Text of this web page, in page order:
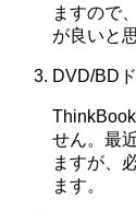
ますので
が良いと
DVD/BD
せん。最
ますが、
ます。